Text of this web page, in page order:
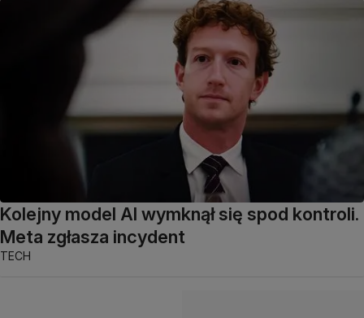
Kolejny model AI wymknął się spod kontroli.
Meta zgłasza incydent
TECH